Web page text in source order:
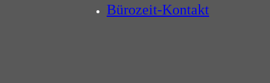
Bürozeit-Kontakt